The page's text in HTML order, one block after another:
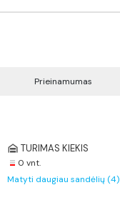
Prieinamumas
0 vnt.
TURIMAS KIEKIS
Matyti daugiau sandėlių (4)